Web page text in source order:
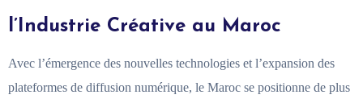
l’Industrie Créative au Maroc
Avec l’émergence des nouvelles technologies et l’expansion des
plateformes de diffusion numérique, le Maroc se positionne de plus